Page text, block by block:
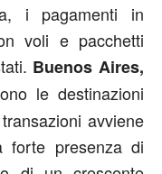
i pagamenti in
voli e pacchetti
Buenos Aires,
le destinazioni
avviene
forte presenza di